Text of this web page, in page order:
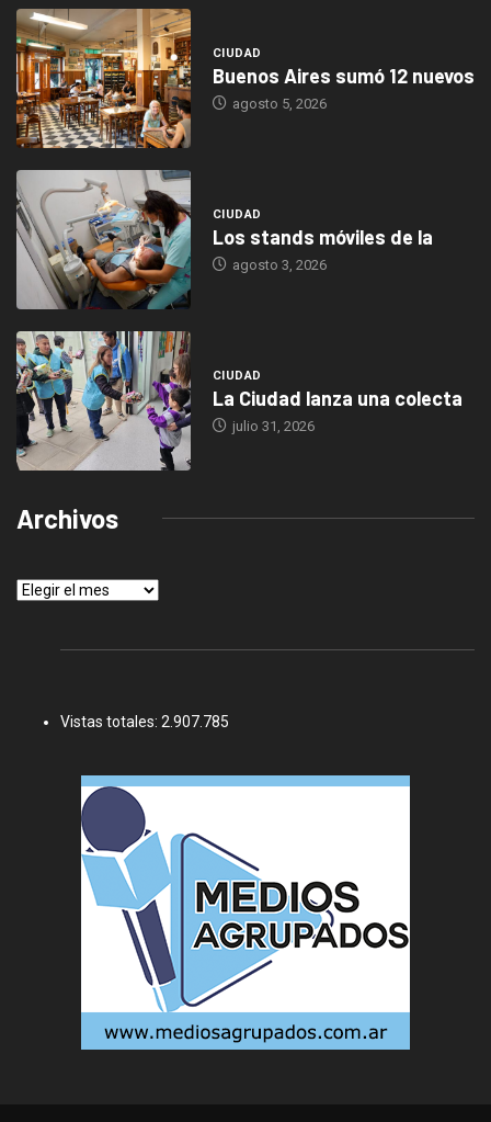
CIUDAD
Buenos Aires sumó 12 nuevos
agosto 5, 2026
CIUDAD
Los stands móviles de la
agosto 3, 2026
CIUDAD
La Ciudad lanza una colecta
julio 31, 2026
Archivos
Archivos
Vistas totales: 2.907.785